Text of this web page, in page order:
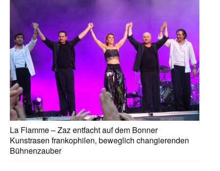
La Flamme – Zaz entfacht auf dem Bonner
Kunstrasen frankophilen, beweglich changierenden
Bühnenzauber